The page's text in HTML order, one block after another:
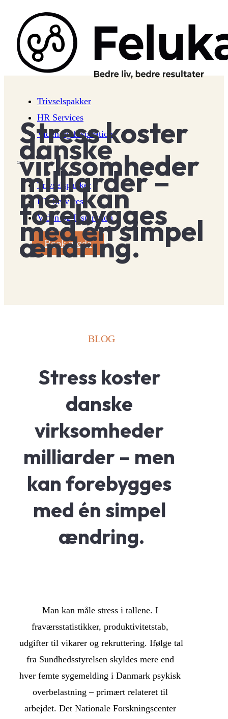
Trivselspakker
HR Services
Viden og Inspiration
Trivselspakker
HR Services
Viden og Inspiration
Book møde
Stress koster
danske
virksomheder
milliarder –
men kan
forebygges
med én simpel
ændring.
BLOG
Stress koster
danske
virksomheder
milliarder – men
kan forebygges
med én simpel
ændring.
Man kan måle stress i tallene. I
fraværsstatistikker, produktivitetstab,
udgifter til vikarer og rekruttering. Ifølge tal
fra Sundhedsstyrelsen skyldes mere end
hver femte sygemelding i Danmark psykisk
overbelastning – primært relateret til
arbejdet. Det Nationale Forskningscenter